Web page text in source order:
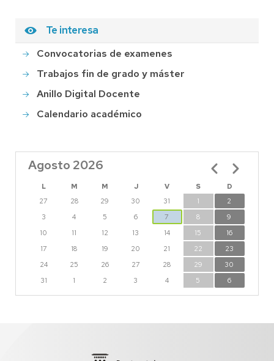
Te interesa
Convocatorias de examenes
Trabajos fin de grado y máster
Anillo Digital Docente
Calendario académico
Agosto 2026
L M M J V S
D
27
28 29 30 31 1
2
3
4 5 6 7 8
9
10
11 12 13 14 15
16
17
18 19 20 21 22
23
24
25 26 27 28 29
30
31
1 2 3 4 5 6
Paginación